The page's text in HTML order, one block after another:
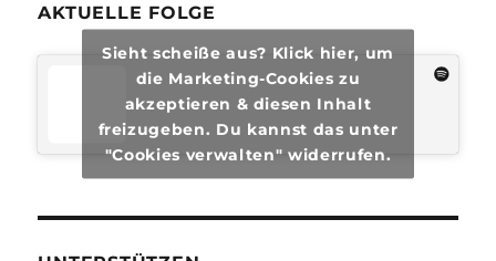
AKTUELLE FOLGE
Sieht scheiße aus? Klick hier, um
die Marketing-Cookies zu
akzeptieren & diesen Inhalt
freizugeben. Du kannst das unter
"Cookies verwalten" widerrufen.